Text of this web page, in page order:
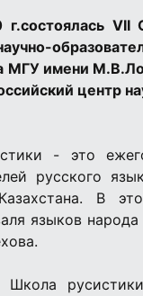
VII
МГУ имени
центр
- это
русского
В
языков